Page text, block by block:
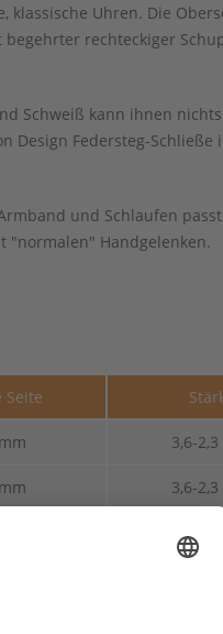
Uhren. Die
rechteckiger
Schweiß kann ihnen
Design Federsteg-
und Schlaufen
"normalen" Handgelenken.
Seite
3,6-
3,6-
3,8-
3,8-
4,0-